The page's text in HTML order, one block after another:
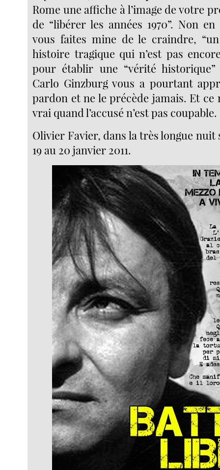
Rome une affiche à l’image de votre
de “libérer les années 1970”. Non
vous faites mine de le craindre,
histoire tragique qui n’est pas
pour établir une “vérité
Carlo Ginzburg vous a pourtant
pardon et ne le précède jamais. Et ce
vrai quand l’accusé n’est pas coupable.
Olivier Favier, dans la très longue nuit
19 au 20 janvier 2011.